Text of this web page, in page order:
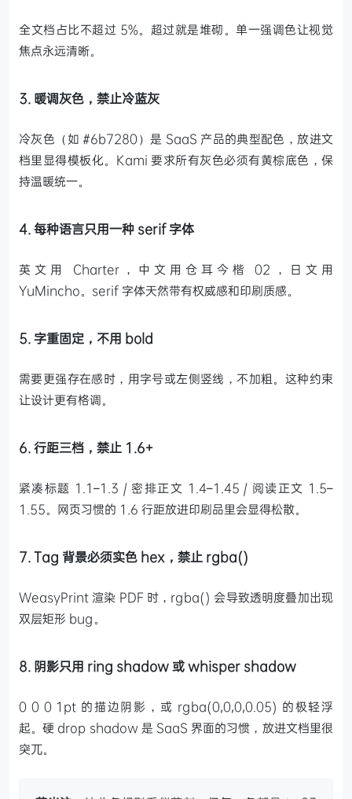
全文档占比不超过 5%。超过就是堆砌。单一强调色让视觉
焦点永远清晰。
3. 暖调灰色，禁止冷蓝灰
冷灰色（如 #6b7280）是 SaaS 产品的典型配色，放进文
档里显得模板化。Kami 要求所有灰色必须有黄棕底色，保
持温暖统一。
4. 每种语言只用一种 serif 字体
英文用 Charter，中文用仓耳今楷 02，日文用
YuMincho。serif 字体天然带有权威感和印刷质感。
5. 字重固定，不用 bold
需要更强存在感时，用字号或左侧竖线，不加粗。这种约束
让设计更有格调。
6. 行距三档，禁止 1.6+
紧凑标题 1.1–1.3 / 密排正文 1.4–1.45 / 阅读正文 1.5–
1.55。网页习惯的 1.6 行距放进印刷品里会显得松散。
7. Tag 背景必须实色 hex，禁止 rgba()
WeasyPrint 渲染 PDF 时，rgba() 会导致透明度叠加出现
双层矩形 bug。
8. 阴影只用 ring shadow 或 whisper shadow
0 0 0 1pt 的描边阴影，或 rgba(0,0,0,0.05) 的极轻浮
起。硬 drop shadow 是 SaaS 界面的习惯，放进文档里很
突兀。